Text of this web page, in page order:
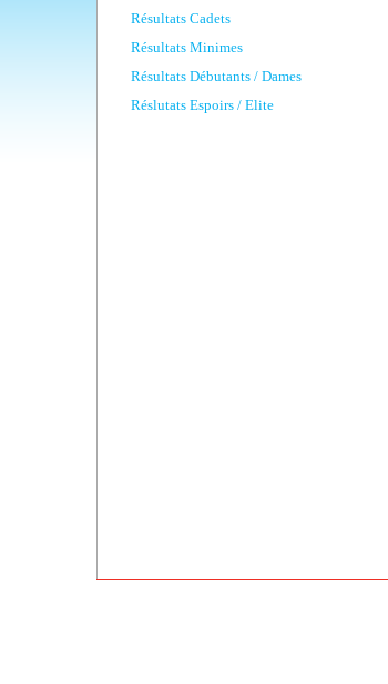
Résultats Cadets
Résultats Minimes
Résultats Débutants / Dames
Réslutats Espoirs / Elite